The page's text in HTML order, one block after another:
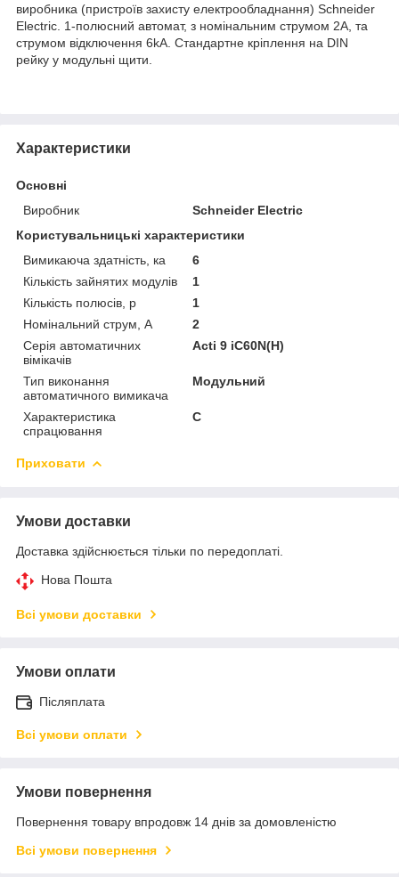
виробника (пристроїв захисту електрообладнання) Schneider
Electric. 1-полюсний автомат, з номінальним струмом 2A, та
струмом відключення 6kA. Стандартне кріплення на DIN
рейку у модульні щити.
Характеристики
Основні
Виробник
Schneider Electric
Користувальницькі характеристики
Вимикаюча здатність, ка
6
Кількість зайнятих модулів
1
Кількість полюсів, p
1
Номінальний струм, A
2
Серія автоматичних
вімікачів
Acti 9 iC60N(H)
Тип виконання
автоматичного вимикача
Модульний
Характеристика
спрацювання
C
Приховати
Умови доставки
Доставка здійснюється тільки по передоплаті.
Нова Пошта
Всі умови доставки
Умови оплати
Післяплата
Всі умови оплати
Умови повернення
Повернення товару впродовж 14 днів за домовленістю
Всі умови повернення